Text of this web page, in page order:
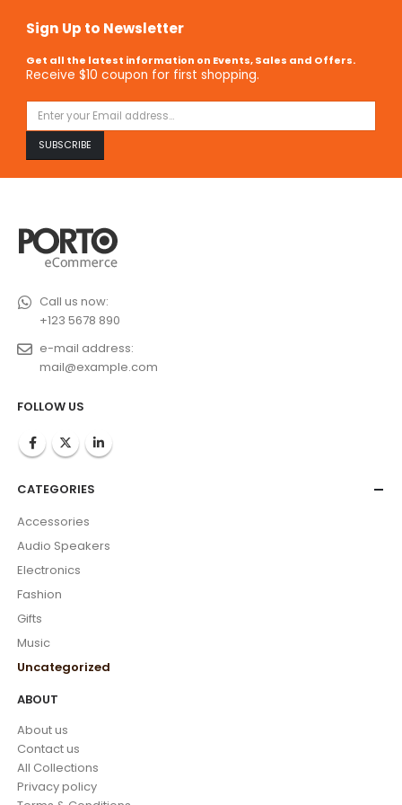
Sign Up to Newsletter
Get all the latest information on Events, Sales and Offers.
Receive $10 coupon for first shopping.
Call us now:
+123 5678 890
e-mail address:
mail@example.com
FOLLOW US
CATEGORIES
Accessories
Audio Speakers
Electronics
Fashion
Gifts
Music
Uncategorized
ABOUT
About us
Contact us
All Collections
Privacy policy